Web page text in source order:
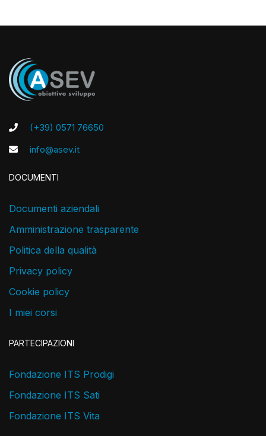
(+39) 0571 76650
info@asev.it
DOCUMENTI
Documenti aziendali
Amministrazione trasparente
Politica della qualità
Privacy policy
Cookie policy
I miei corsi
PARTECIPAZIONI
Fondazione ITS Prodigi
Fondazione ITS Sati
Fondazione ITS Vita